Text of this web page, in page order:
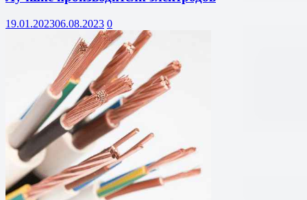
19.01.202306.08.2023 0